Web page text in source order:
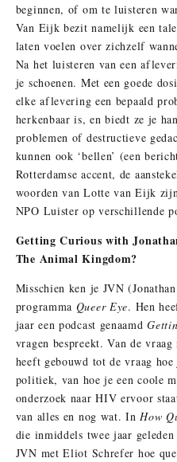
beginnen, of om te luisteren
Van Eijk bezit namelijk een
laten voelen over zichzelf
Na het luisteren van een
je schoenen. Met een goede
elke aflevering een bepaald
herkenbaar is, en biedt ze je
problemen of destructieve
kunnen ook ‘bellen’ (een
Rotterdamse accent, de
woorden van Lotte van Eijk
NPO Luister op verschillende
Getting Curious with
The Animal Kingdom?
Misschien ken je JVN
programma Queer Eye. Hen
jaar een podcast genaamd
vragen bespreekt. Van de
heeft gebouwd tot de vraag
politiek, van hoe je een coole
onderzoek naar HIV ervoor
van alles en nog wat. In How
die inmiddels twee jaar
JVN met Eliot Schrefer hoe